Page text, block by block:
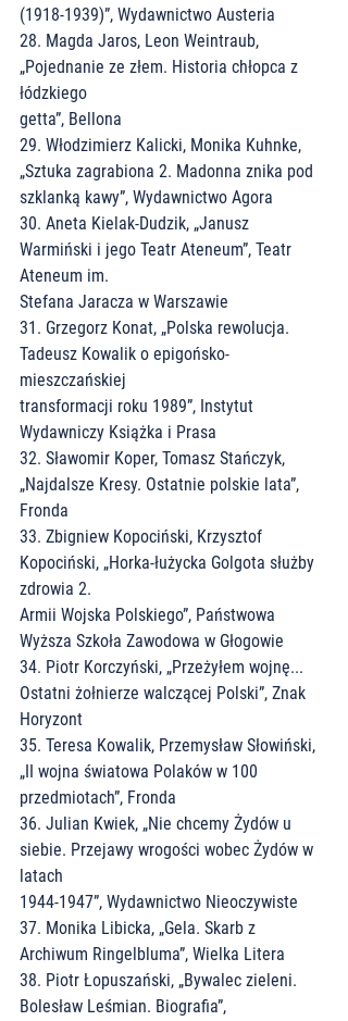
(1918-1939)”, Wydawnictwo Austeria
28. Magda Jaros, Leon Weintraub,
„Pojednanie ze złem. Historia chłopca z
łódzkiego
getta”, Bellona
29. Włodzimierz Kalicki, Monika Kuhnke,
„Sztuka zagrabiona 2. Madonna znika pod
szklanką kawy”, Wydawnictwo Agora
30. Aneta Kielak-Dudzik, „Janusz
Warmiński i jego Teatr Ateneum”, Teatr
Ateneum im.
Stefana Jaracza w Warszawie
31. Grzegorz Konat, „Polska rewolucja.
Tadeusz Kowalik o epigońsko-
mieszczańskiej
transformacji roku 1989”, Instytut
Wydawniczy Książka i Prasa
32. Sławomir Koper, Tomasz Stańczyk,
„Najdalsze Kresy. Ostatnie polskie lata”,
Fronda
33. Zbigniew Kopociński, Krzysztof
Kopociński, „Horka-łużycka Golgota służby
zdrowia 2.
Armii Wojska Polskiego”, Państwowa
Wyższa Szkoła Zawodowa w Głogowie
34. Piotr Korczyński, „Przeżyłem wojnę...
Ostatni żołnierze walczącej Polski”, Znak
Horyzont
35. Teresa Kowalik, Przemysław Słowiński,
„II wojna światowa Polaków w 100
przedmiotach”, Fronda
36. Julian Kwiek, „Nie chcemy Żydów u
siebie. Przejawy wrogości wobec Żydów w
latach
1944-1947”, Wydawnictwo Nieoczywiste
37. Monika Libicka, „Gela. Skarb z
Archiwum Ringelbluma”, Wielka Litera
38. Piotr Łopuszański, „Bywalec zieleni.
Bolesław Leśmian. Biografia”,